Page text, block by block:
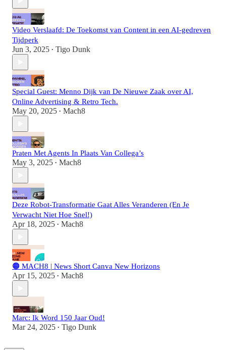
Video Verslaafd: De Toekomst van Content in een AI-gedreven
Tijdperk
Jun 3, 2025 • Tigo Dunk
Special Guest: Menno Dijk van De Nieuwe Zaak over AI,
Online Advertising & Retro Tech.
May 20, 2025 • Mach8
Praten Met Agents In Plaats Van Collega’s
May 3, 2025 • Mach8
Deze Robot-Transformatie Gaat Alles Veranderen (En Je
Verwacht Niet Hoe Snel!)
Apr 18, 2025 • Mach8
🟠 MACH8 | News Short Canva New Horizons
Apr 15, 2025 • Mach8
Marc: Ik Word 150 Jaar Oud!
Mar 24, 2025 • Tigo Dunk